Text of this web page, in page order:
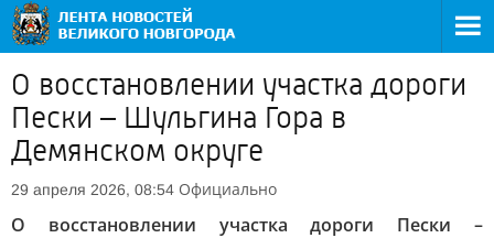
О восстановлении участка дороги
Пески – Шульгина Гора в
Демянском округе
29 апреля 2026, 08:54 Официально
О восстановлении участка дороги Пески –